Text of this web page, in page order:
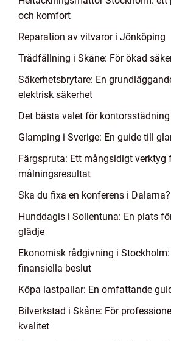
och komfort
Reparation av vitvaror i Jönköping
Trädfällning i Skåne: För ökad
Säkerhetsbrytare: En
elektrisk säkerhet
Det bästa valet för
Glamping i Sverige: En guide till
Färgspruta: Ett mångsidigt verktyg
målningsresultat
Ska du fixa en konferens i Dalarna?
Hunddagis i Sollentuna: En plats
glädje
Ekonomisk rådgivning i
finansiella beslut
Köpa lastpallar: En omfattande
Bilverkstad i Skåne: För
kvalitet